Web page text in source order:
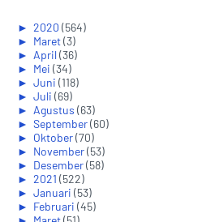
► 2020 (564)
► Maret(3)
► April(36)
► Mei (34)
► Juni (118)
► Juli (69)
► Agustus (63)
► September(60)
► Oktober(70)
► November(53)
► Desember(58)
► 2021 (522)
► Januari (53)
► Februari (45)